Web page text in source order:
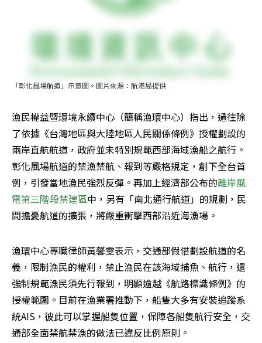
「彰化風場航道」示意圖。圖片來源：航港局提供
漁民權益暨環境永續中心（簡稱漁環中心）指出，過往除
了依據《台灣地區與大陸地區人民關係條例》授權劃設的
兩岸直航航道，政府並未特別規範西部海域漁船之航行。
彰化風場航道的禁漁禁航、報到等嚴格規定，創下全台首
例，引發當地漁民強烈反彈。再加上經濟部公布的離岸風
電第三階段禁建區中，另有「南北通行航道」的規劃，民
間擔憂航道的擴張，將嚴重衝擊西部沿近海漁場。
漁環中心專職律師黃馨雯表示，交通部假借劃設航道的名
義，限制漁民的權利，禁止漁民在該海域捕魚、航行，還
強制規範漁民須先行報到，明顯逾越《航路標識條例》的
授權範圍。目前在漁業署推動下，船隻大多有安裝追蹤系
統AIS，彼此可以掌握船隻位置，保障各船隻航行安全，交
通部全面禁航禁漁的做法已違反比例原則。